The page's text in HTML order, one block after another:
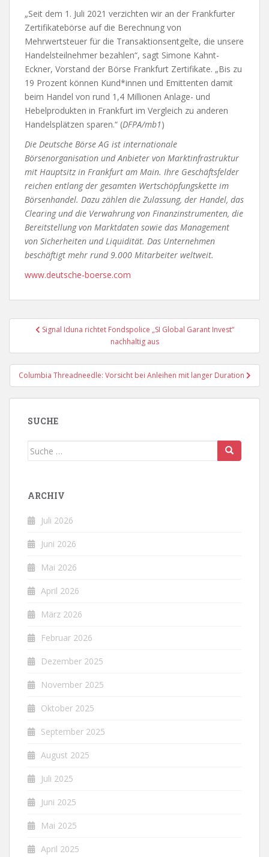
„Seit dem 1. Juli 2021 verzichten wir an der Frankfurter
Zertifikatebörse auf die Berechnung von
Mehrwertsteuer für die Transaktionsentgelte, die unsere
Handelsteilnehmer bezahlen“, sagt Simone Kahnt-
Eckner, Vorstand der Börse Frankfurt Zertifikate. „Bis zu
19 Prozent können Kund*innen und Emittenten damit
beim Handel von rund 1,4 Millionen Anlage- und
Hebelprodukten in Frankfurt im Vergleich zu anderen
Handelsplätzen sparen.“ (DFPA/mb1)
Die Deutsche Börse AG ist internationale
Börsenorganisation und Anbieter von Marktinfrastruktur
mit Hauptsitz in Frankfurt am Main. Ihre Geschäftsfelder
reichen entlang der gesamten Wertschöpfungskette im
Börsenhandel. Dazu zählen die Zulassung, der Handel, das
Clearing und die Verwahrung von Finanzinstrumenten, die
Bereitstellung von Marktdaten sowie das Management
von Sicherheiten und Liquidität. Das Unternehmen
beschäftigt mehr rund 9.000 Mitarbeiter weltweit.
www.deutsche-boerse.com
Beitragsnavigation
Signal Iduna richtet Fondspolice „SI Global Garant Invest“
nachhaltig aus
Columbia Threadneedle: Vorsicht bei Anleihen mit langer Duration
SUCHE
Suche
ARCHIV
Juli 2026
Juni 2026
Mai 2026
April 2026
März 2026
Februar 2026
Dezember 2025
November 2025
Oktober 2025
September 2025
August 2025
Juli 2025
Juni 2025
Mai 2025
April 2025